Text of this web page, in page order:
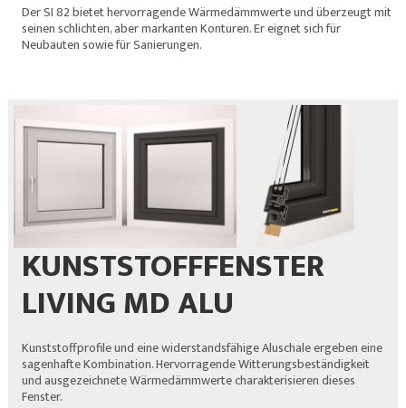
Der SI 82 bietet hervorragende Wärmedämmwerte und überzeugt mit
seinen schlichten, aber markanten Konturen. Er eignet sich für
Neubauten sowie für Sanierungen.
KUNSTSTOFFFENSTER
LIVING MD ALU
Kunststoffprofile und eine widerstandsfähige Aluschale ergeben eine
sagenhafte Kombination. Hervorragende Witterungsbeständigkeit
und ausgezeichnete Wärmedämmwerte charakterisieren dieses
Fenster.